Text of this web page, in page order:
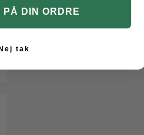
PÅ DIN ORDRE
Nej tak